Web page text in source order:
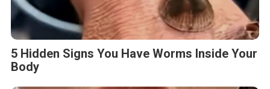
5 Hidden Signs You Have Worms Inside Your
Body